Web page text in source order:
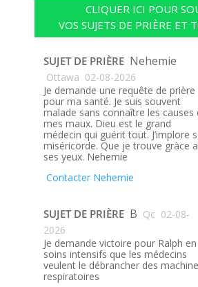
CLIQUER ICI POUR
VOS SUJETS DE PRIÈRE ET
SUJET DE PRIÈRE Nehemie
Ottawa 02-08-2026
Je demande une requête de prière
pour ma santé. Je suis souvent
malade sans connaître les causes
mes maux. Dieu est le grand
médecin qui guérit tout. J’implore
miséricorde. Que je trouve gràce a
ses yeux. Nehemie
Contacter Nehemie
SUJET DE PRIÈRE B Qc 02-08-
2026
Je demande victoire pour Ralph en
soins intensifs que les médecins
veulent le débrancher des
respiratoires